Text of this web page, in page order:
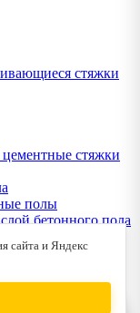
стяжки
стяжки
полы
бетонного пола
сайта и Яндекс